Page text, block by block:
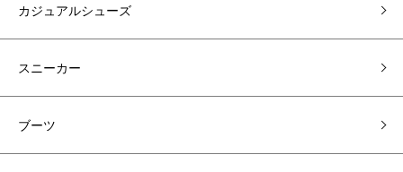
カジュアルシューズ
スニーカー
ブーツ